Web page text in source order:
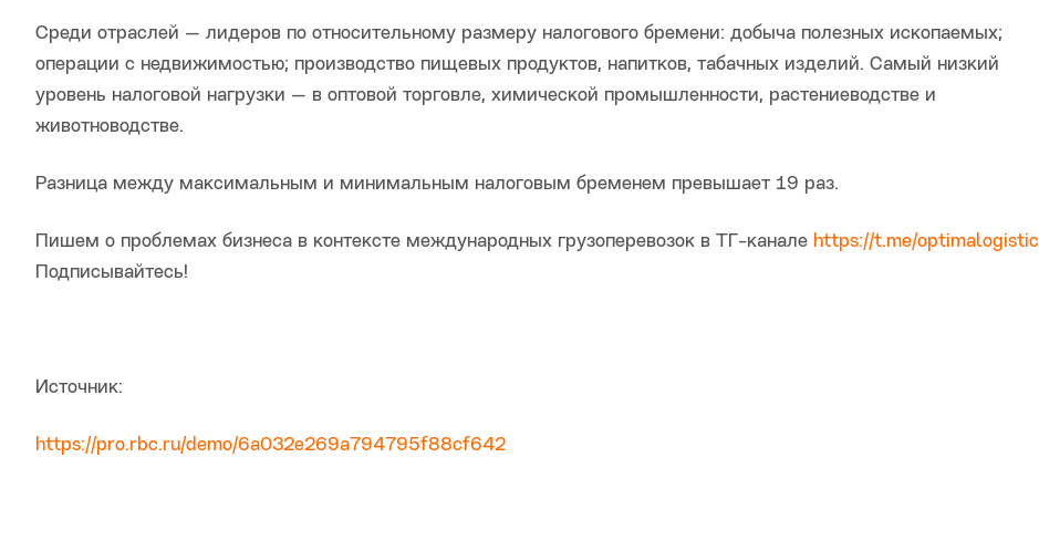
Среди отраслей — лидеров по относительному размеру налогового бремени: добыча полезных ископаемых;
операции с недвижимостью; производство пищевых продуктов, напитков, табачных изделий. Самый низкий
уровень налоговой нагрузки — в оптовой торговле, химической промышленности, растениеводстве и
животноводстве.
Разница между максимальным и минимальным налоговым бременем превышает 19 раз.
Пишем о проблемах бизнеса в контексте международных грузоперевозок в ТГ-канале https://t.me/optimalogistic
Подписывайтесь!
Источник:
https://pro.rbc.ru/demo/6a032e269a794795f88cf642